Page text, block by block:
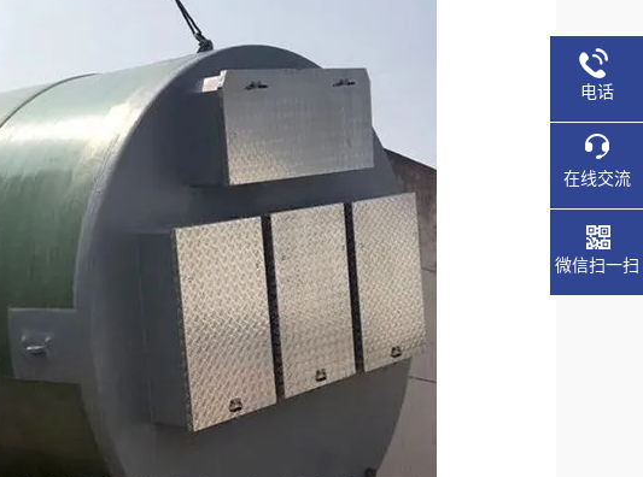
电话
在线交流
微信扫一扫